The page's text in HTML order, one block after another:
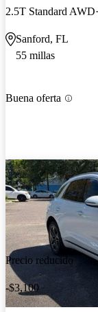
2.5T Standard AWD
Sanford, FL
55 millas
Buena oferta
Precio reducido
-$3,100